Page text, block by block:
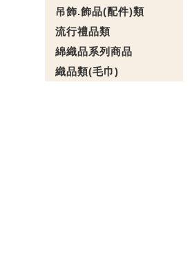
吊飾.飾品(配件)類
流行禮品類
綿織品系列商品
織品類(毛巾)